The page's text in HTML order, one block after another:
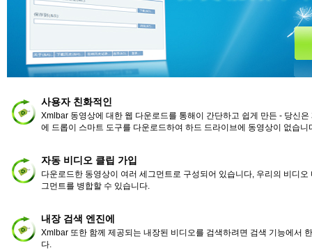
사용자 친화적인
Xmlbar 동영상에 대한 웹 다운로드를 통해이 간단하고 쉽게 만든 - 당신
에 드롭이 스마트 도구를 다운로드하여 하드 드라이브에 동영상이 없습니
자동 비디오 클립 가입
다운로드한 동영상이 여러 세그먼트로 구성되어 있습니다, 우리의 비디
그먼트를 병합할 수 있습니다.
내장 검색 엔진에
Xmlbar 또한 함께 제공되는 내장된 비디오를 검색하려면 검색 기능에서
다.